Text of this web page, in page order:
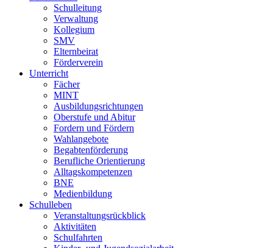
Schulleitung
Verwaltung
Kollegium
SMV
Elternbeirat
Förderverein
Unterricht
Fächer
MINT
Ausbildungsrichtungen
Oberstufe und Abitur
Fordern und Fördern
Wahlangebote
Begabtenförderung
Berufliche Orientierung
Alltagskompetenzen
BNE
Medienbildung
Schulleben
Veranstaltungsrückblick
Aktivitäten
Schulfahrten